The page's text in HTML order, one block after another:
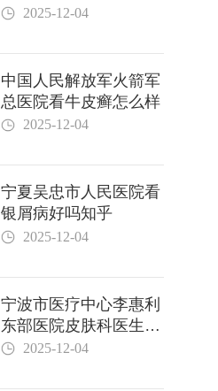
2025-12-04
中国人民解放军火箭军
总医院看牛皮癣怎么样
2025-12-04
宁夏吴忠市人民医院看
银屑病好吗知乎
2025-12-04
宁波市医疗中心李惠利
东部医院皮肤科医生哪
个好2025-12-04